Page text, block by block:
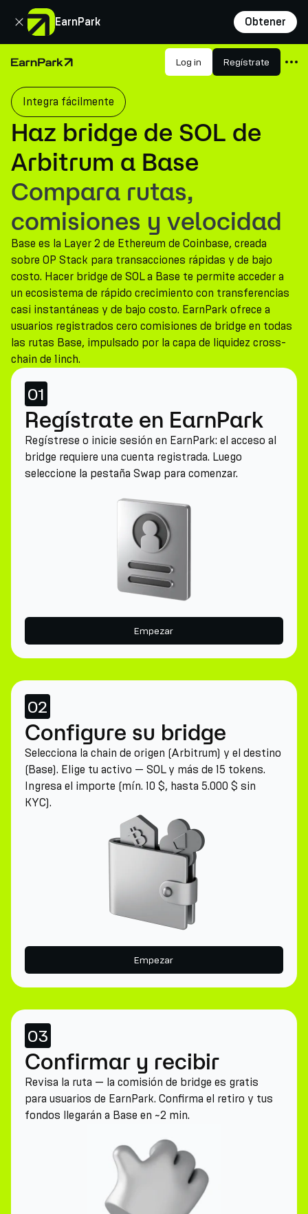
EarnPark Obtener
Cerrar
Página de inicio Log in Regístrate
Productos
Mercados
Calculadoras
PARK Token
Recursos
Compañía
Integra fácilmente
Haz bridge de SOL de
Arbitrum a Base
Compara rutas,
comisiones y velocidad
Base es la Layer 2 de Ethereum de Coinbase, creada
sobre OP Stack para transacciones rápidas y de bajo
costo. Hacer bridge de SOL a Base te permite acceder a
un ecosistema de rápido crecimiento con transferencias
casi instantáneas y de bajo costo. EarnPark ofrece a
usuarios registrados cero comisiones de bridge en todas
las rutas Base, impulsado por la capa de liquidez cross-
chain de 1inch.
01
Regístrate en EarnPark
Regístrese o inicie sesión en EarnPark: el acceso al
bridge requiere una cuenta registrada. Luego
seleccione la pestaña Swap para comenzar.
Empezar
02
Configure su bridge
Selecciona la chain de origen (Arbitrum) y el destino
(Base). Elige tu activo — SOL y más de 15 tokens.
Ingresa el importe (mín. 10 $, hasta 5.000 $ sin
KYC).
Empezar
03
Confirmar y recibir
Revisa la ruta — la comisión de bridge es gratis
para usuarios de EarnPark. Confirma el retiro y tus
fondos llegarán a Base en ~2 min.